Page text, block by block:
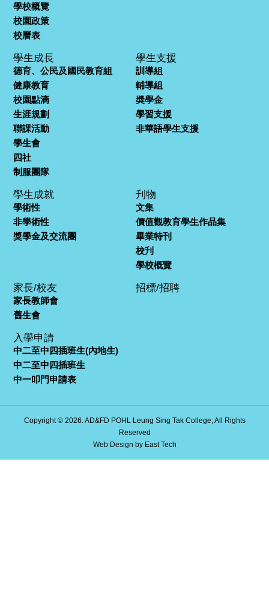
學校概覽
校園政策
校曆表
學生成長
德育、公民及國民教育組
健康教育
校園點滴
生涯規劃
聯課活動
學生會
四社
制服團隊
學生支援
訓導組
輔導組
奬學金
學習支援
非華語學生支援
學生成就
學術性
非學術性
獎學金及交流團
刋物
文集
價值觀教育學生作品集
畢業特刊
校刋
學校概覽
家長/校友
家長教師會
舊生會
招標/招聘
入學申請
中二至中四插班生(內地生)
中二至中四插班生
中一叩門申請表
Copyright © 2026. AD&FD POHL Leung Sing Tak College, All Rights
Reserved
Web Design by East Tech